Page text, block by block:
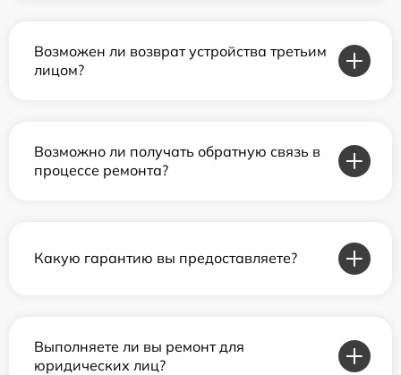
Возможен ли возврат устройства третьим
лицом?
Возможно ли получать обратную связь в
процессе ремонта?
Какую гарантию вы предоставляете?
Выполняете ли вы ремонт для
юридических лиц?